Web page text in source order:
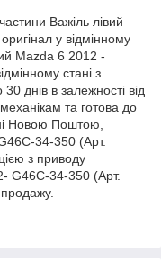
Важіль лівий
у відмінному
Mazda 6 2012 -
стані з
днів в залежності від
та готова до
Новою Поштою,
34-350 (Арт.
з приводу
G46C-34-350 (Арт.